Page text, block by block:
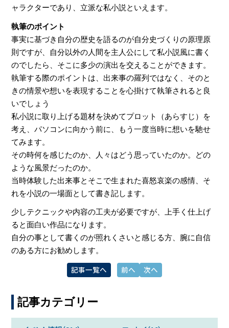
ャラクターであり、立派な私小説といえます。
執筆のポイント
事実に基づき自分の歴史を語るのが自分史づくりの原理原
則ですが、自分以外の人間を主人公にして私小説風に書く
のでしたら、そこに多少の演出を交えることができます。
執筆する際のポイントは、出来事の羅列ではなく、そのと
きの情景や想いを表現することを心掛けて執筆されると良
いでしょう
私小説に取り上げる題材を決めてプロット（あらすじ）を
考え、パソコンに向かう前に、もう一度当時に想いを馳せ
てみます。
その時何を感じたのか、人々はどう思っていたのか。どの
ような風景だったのか。
当時体験した出来事とそこで生まれた喜怒哀楽の感情、そ
れを小説の一場面として書き記します。
少しテクニックや内容の工夫が必要ですが、上手く仕上げ
ると面白い作品になります。
自分の事として書くのが照れくさいと感じる方、腕に自信
のある方にお勧めします。
記事一覧へ 前へ 次へ
記事カテゴリー